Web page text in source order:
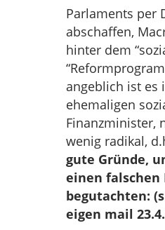
Parlaments per
abschaffen,
hinter dem
angeblich ist es
ehemaligen
Finanzminister,
wenig radikal,
gute Gründe,
einen falschen
begutachten:
eigen mail